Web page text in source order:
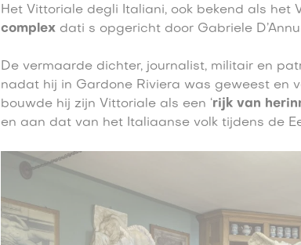
Het Vittoriale degli Italiani, ook bekend als het
complexdati s opgericht door Gabriele
De vermaarde dichter, journalist, militair en
nadat hij in Gardone Riviera was geweest en
bouwde hij zijn Vittoriale als een ‘rijk van
en aan dat van het Italiaanse volk tijdens de